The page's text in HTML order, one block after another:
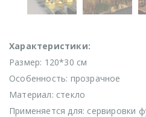
Характеристики:
Размер: 120*30 см
Особенность: прозрачное
Материал: стекло
Применяется для: сервировки